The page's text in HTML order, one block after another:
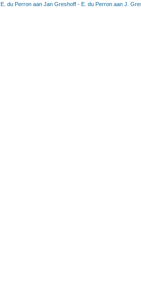
E. du Perron aan Jan Greshoff - E. du Perron aan J.